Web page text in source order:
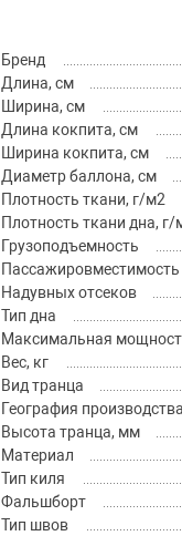
Бренд
Длина, см
Ширина, см
Длина кокпита, см
Ширина кокпита, см
Диаметр баллона, см
Плотность ткани, г/м2
Плотность ткани дна, г/
Грузоподъемность
Пассажировместимость
Надувных отсеков
Тип дна
Максимальная
Вес, кг
Вид транца
География производства
Высота транца, мм
Материал
Тип киля
Фальшборт
Тип швов